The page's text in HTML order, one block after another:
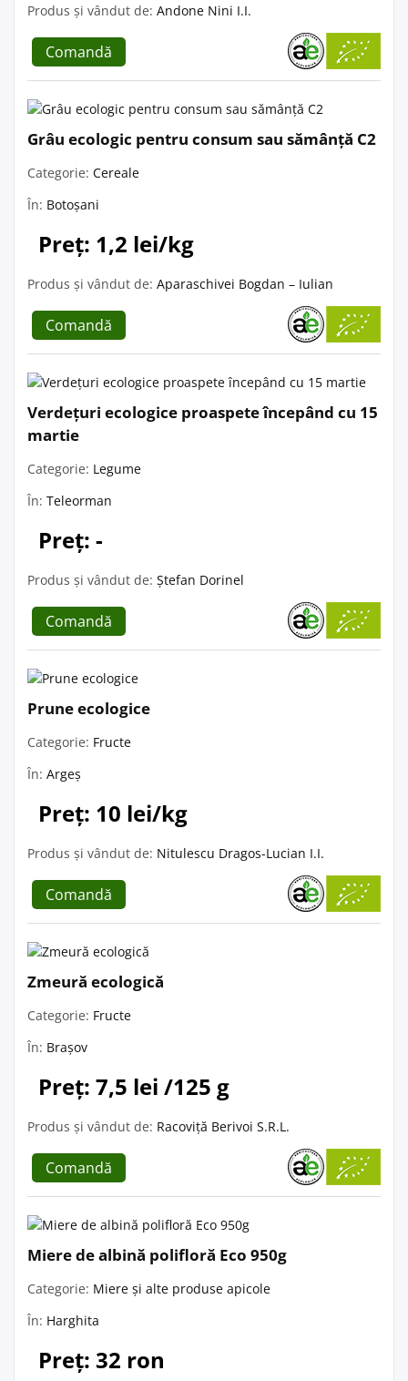
Produs și vândut de: Andone Nini I.I.
Comandă
Grâu ecologic pentru consum sau sămânță C2
Categorie: Cereale
În: Botoșani
Preț: 1,2 lei/kg
Produs și vândut de: Aparaschivei Bogdan – Iulian
Comandă
Verdețuri ecologice proaspete începând cu 15
martie
Categorie: Legume
În: Teleorman
Preț: -
Produs și vândut de: Ștefan Dorinel
Comandă
Prune ecologice
Categorie: Fructe
În: Argeș
Preț: 10 lei/kg
Produs și vândut de: Nitulescu Dragos-Lucian I.I.
Comandă
Zmeură ecologică
Categorie: Fructe
În: Brașov
Preț: 7,5 lei /125 g
Produs și vândut de: Racoviță Berivoi S.R.L.
Comandă
Miere de albină polifloră Eco 950g
Categorie: Miere și alte produse apicole
În: Harghita
Preț: 32 ron